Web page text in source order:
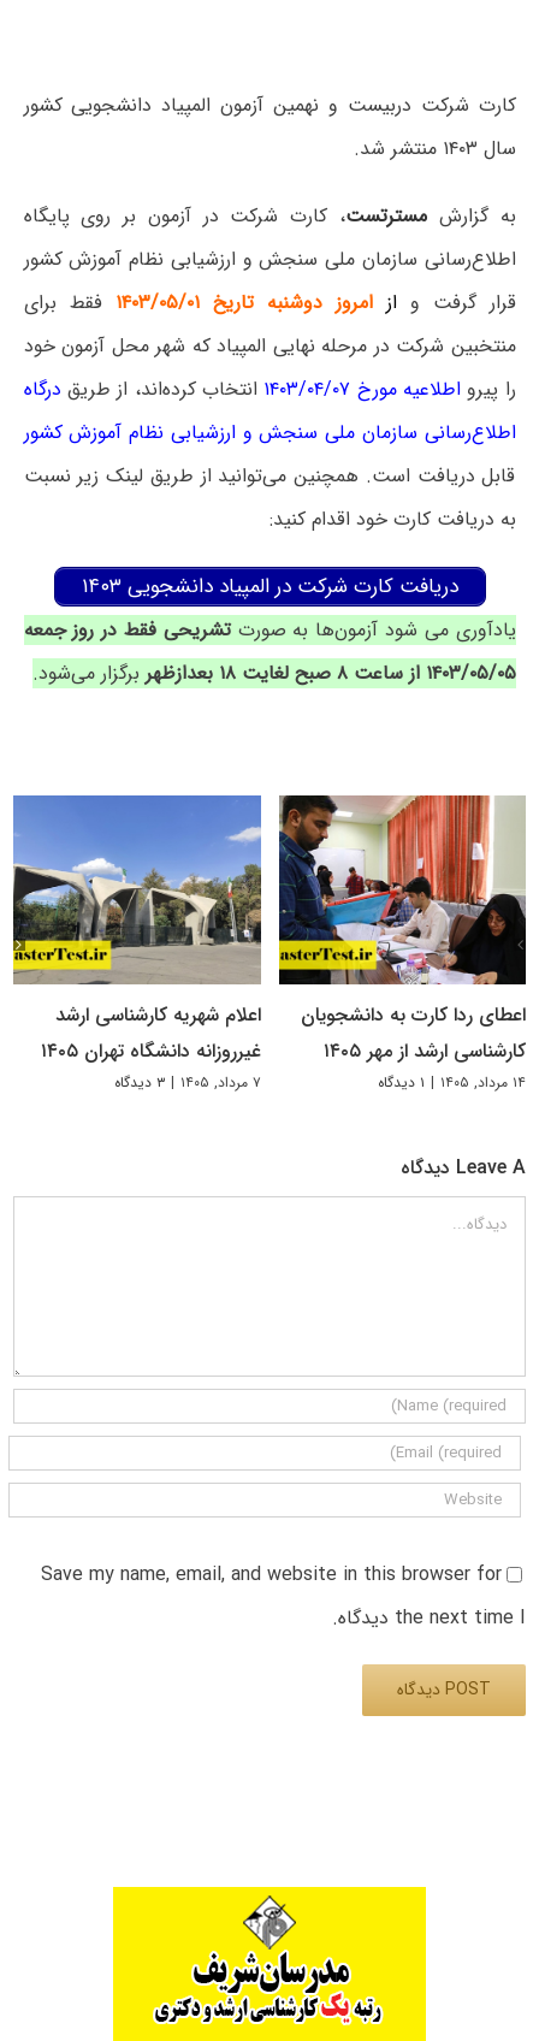
کارت شرکت دربیست و نهمین آزمون المپیاد دانشجویی کشور
سال ۱۴۰۳ منتشر شد.
به گزارشمسترتست،‌ کارت شرکت در آزمون بر روی پایگاه
اطلاع‌رسانی سازمان ملی سنجش و ارزشیابی نظام آموزش کشور
قرار گرفت واز امروز دوشنبه تاریخ ۱۴۰۳/۰۵/۰۱
فقط برای
منتخبین شرکت در مرحله نهایی المپیاد که شهر محل آزمون خود
را پیرواطلاعیه مورخ ۱۴۰۳/۰۴/۰۷ انتخاب کرده‌اند، از طریق درگاه
اطلاع‌رسانی سازمان ملی سنجش و ارزشیابی نظام آموزش کشور
قابل دریافت است. همچنین می‌توانید از طریق لینک زیر نسبت
به دریافت کارت خود اقدام کنید:
دریافت کارت شرکت در المپیاد دانشجویی ۱۴۰۳
یادآوری می شود آزمون‌ها به صورت تشریحی فقط در روز جمعه
۱۴۰۳/۰۵/۰۵ از ساعت ۸ صبح لغایت ۱۸ بعدازظهر
برگزار می‌شود.
اعطای ردا کارت به دانشجویان
کارشناسی ارشد از مهر ۱۴۰۵
۱۴ مرداد, ۱۴۰۵ | ۱ دیدگاه
اعلام شهریه کارشناسی ارشد
غیرروزانه دانشگاه تهران ۱۴۰۵
۷ مرداد, ۱۴۰۵ | ۳ دیدگاه
Leave A دیدگاه
دیدگاه
Save my name, email, and website in this browser for
the next time I دیدگاه.